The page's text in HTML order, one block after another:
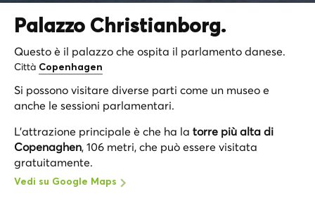
Palazzo Christianborg.
Questo è il palazzo che ospita il parlamento danese.
Città Copenhagen
Si possono visitare diverse parti come un museo e
anche le sessioni parlamentari.
L'attrazione principale è che ha la torre più alta di
Copenaghen, 106 metri, che può essere visitata
gratuitamente.
Vedi su Google Maps